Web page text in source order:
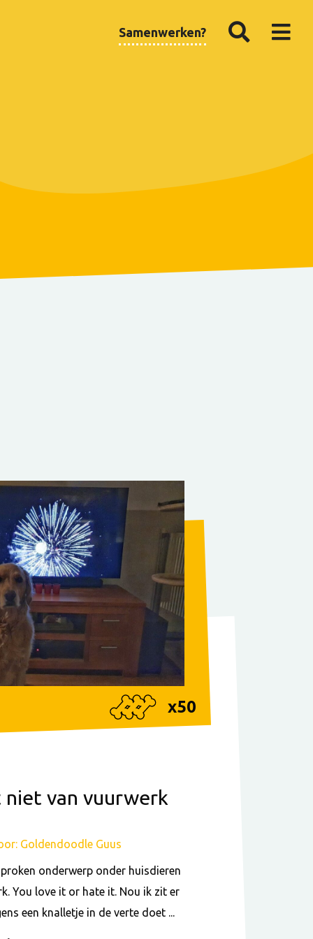
Samenwerken?
x50
niet van vuurwerk
Goldendoodle Guus
onderwerp onder huisdieren
You love it or hate it. Nou ik zit er
een knalletje in de verte doet ...